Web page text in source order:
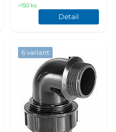
>150 ks
Detail
6 variant